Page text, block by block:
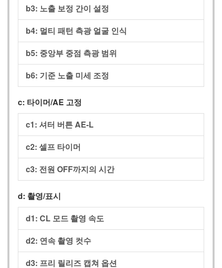
b3: 노출 보정 간이 설정
b4: 멀티 패턴 측광 얼굴 인식
b5: 중앙부 중점 측광 범위
b6: 기준 노출 미세 조정
c: 타이머/AE 고정
c1: 셔터 버튼 AE-L
c2: 셀프 타이머
c3: 전원 OFF까지의 시간
d: 촬영/표시
d1: CL 모드 촬영 속도
d2: 연속 촬영 컷수
d3: 프리 릴리즈 캡쳐 옵션